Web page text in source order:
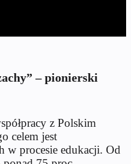
– pionierski
z Polskim
celem jest
w procesie edukacji. Od